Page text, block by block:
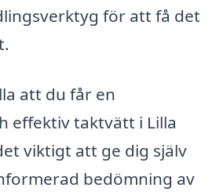
för att få det
att du får en
effektiv taktvätt i Lilla
viktigt att ge dig själv
bedömning av